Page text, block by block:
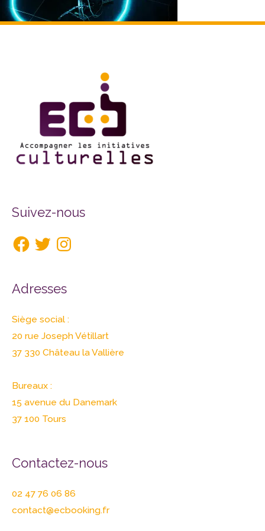
Suivez-nous
Facebook
Adresses
Siège social :
20 rue Joseph Vétillart
37 330 Château la Vallière
Bureaux :
15 avenue du Danemark
37 100 Tours
Contactez-nous
02 47 76 06 86
contact@ecbooking.fr